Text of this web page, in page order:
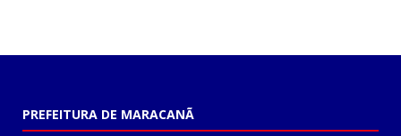
PREFEITURA DE MARACANÃ